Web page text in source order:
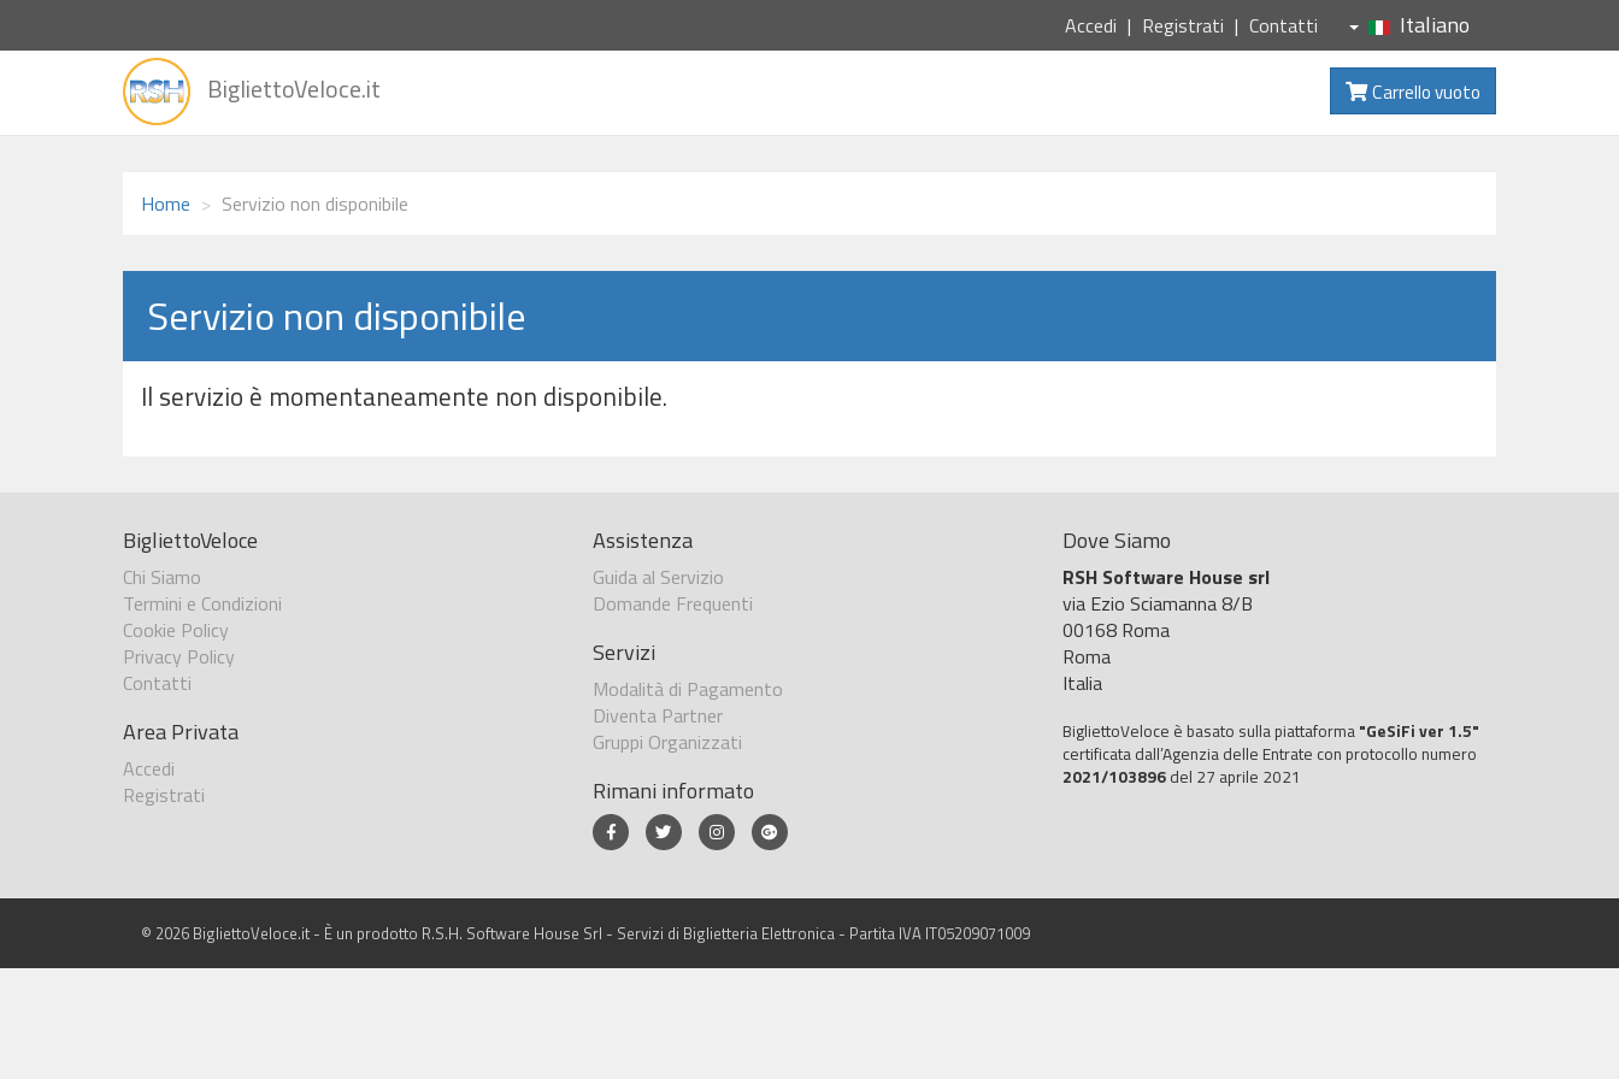
Accedi Registrati Contatti Italiano
alla
BigliettoVeloce.it Carrello vuoto
Home Servizio non disponibile
Servizio non disponibile
Il servizio è momentaneamente non disponibile.
BigliettoVeloce
Chi Siamo
Termini e Condizioni
Cookie Policy
Privacy Policy
Contatti
Area Privata
Accedi
Registrati
Assistenza
Guida al Servizio
Domande Frequenti
Servizi
Modalità di Pagamento
Diventa Partner
Gruppi Organizzati
Rimani informato
Dove Siamo
RSH Software House srl
via Ezio Sciamanna 8/B
00168 Roma
Roma
Italia
BigliettoVeloce è basato sulla piattaforma "GeSiFi ver 1.5"
certificata dall’Agenzia delle Entrate con protocollo numero
2021/103896 del 27 aprile 2021
© 2026 BigliettoVeloce.it - È un prodotto R.S.H. Software House Srl - Servizi di Biglietteria Elettronica - Partita IVA IT05209071009